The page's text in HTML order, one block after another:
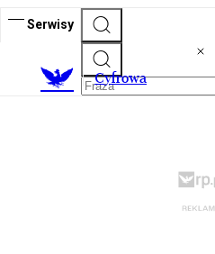
Serwisy
Cyfrowa